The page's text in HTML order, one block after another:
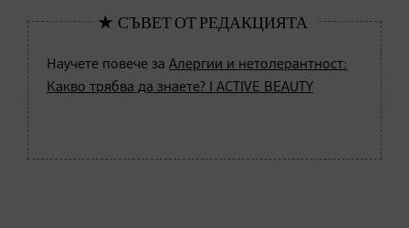
Научете повече за Алергии и нетолерантност:
Какво трябва да знаете? I ACTIVE BEAUTY